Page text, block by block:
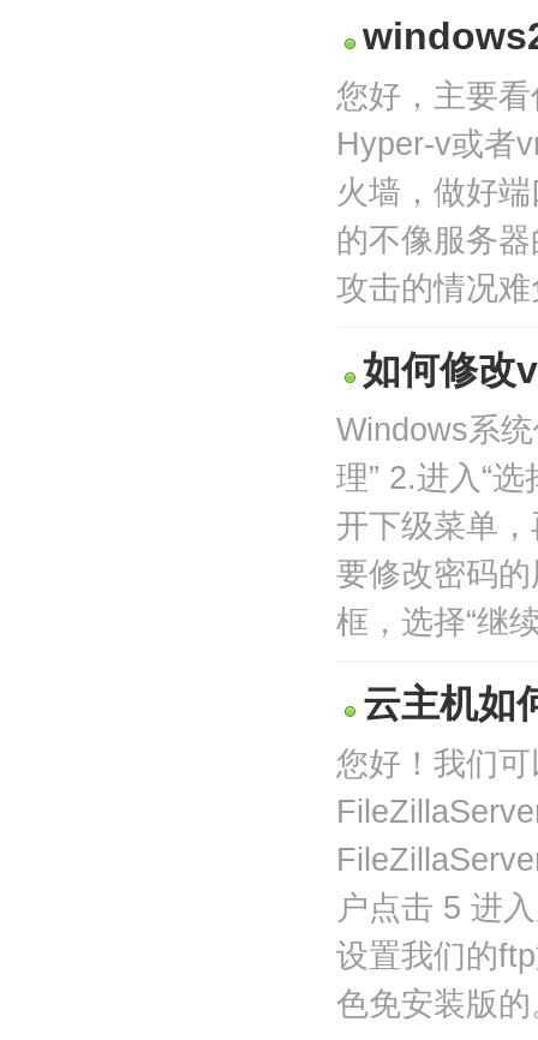
您好，主要
Hyper-v或者
火墙，做好
的不像服务
攻击的情况
如何修改
Windows系
理” 2.进入“
开下级菜单
要修改密码
框，选择“继
云主机如
您好！我们
户点击 5 进
设置我们的
色免安装版